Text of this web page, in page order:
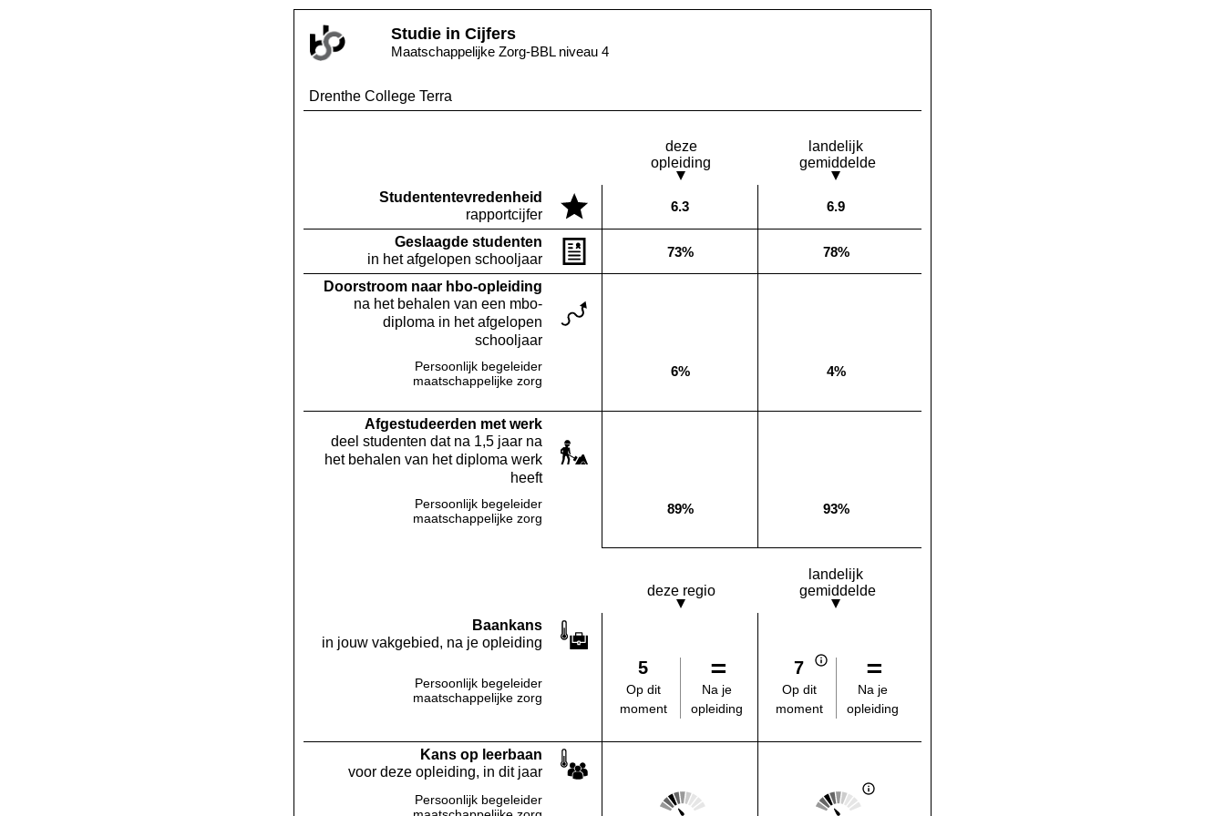
Studie in Cijfers
Maatschappelijke Zorg-BBL niveau 4
Drenthe College Terra
deze
opleiding
landelijk
gemiddelde
Studenten­tevredenheid
rapportcijfer
Deze opleiding:
6.3 Landelijk gemiddelde:
6.9
Geslaagde studenten
in het afgelopen schooljaar
Deze opleiding:
73% Landelijk gemiddelde:
78%
Doorstroom naar hbo-opleiding
na het behalen van een mbo-
diploma in het afgelopen
schooljaar
Persoonlijk begeleider
maatschappelijke zorg
Deze opleiding:
6% Landelijk gemiddelde:
4%
Af­gestudeerden met werk
deel studenten dat na 1,5 jaar na
het behalen van het diploma werk
heeft
Persoonlijk begeleider
maatschappelijke zorg
Deze opleiding:
89% Landelijk gemiddelde:
93%
deze regio
landelijk
gemiddelde
Baankans
in jouw vakgebied, na je opleiding
Persoonlijk begeleider
maatschappelijke zorg
5
Op dit
moment
Na je
opleiding
7
Op dit
moment
Na je
opleiding
Kans op leerbaan
voor deze opleiding, in dit jaar
Persoonlijk begeleider
Deze regio:
Score: 2 van 5
Landelijk gemiddelde:
Score: 2 van 5